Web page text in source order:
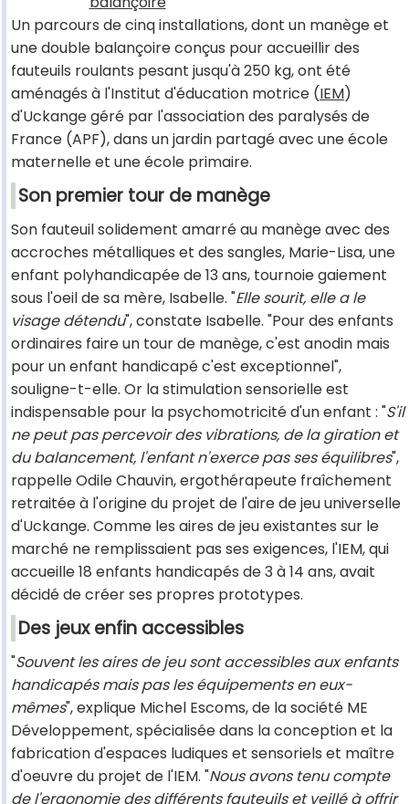
Un parcours de cinq installations, dont un manège et
une double balançoire conçus pour accueillir des
fauteuils roulants pesant jusqu'à 250 kg, ont été
aménagés à l'Institut d'éducation motrice (IEM)
d'Uckange géré par l'association des paralysés de
France (APF), dans un jardin partagé avec une école
maternelle et une école primaire.
Son premier tour de manège
Son fauteuil solidement amarré au manège avec des
accroches métalliques et des sangles, Marie-Lisa, une
enfant polyhandicapée de 13 ans, tournoie gaiement
sous l'oeil de sa mère, Isabelle. "Elle sourit, elle a le
visage détendu", constate Isabelle. "Pour des enfants
ordinaires faire un tour de manège, c'est anodin mais
pour un enfant handicapé c'est exceptionnel",
souligne-t-elle. Or la stimulation sensorielle est
indispensable pour la psychomotricité d'un enfant : "S'il
ne peut pas percevoir des vibrations, de la giration et
du balancement, l'enfant n'exerce pas ses équilibres",
rappelle Odile Chauvin, ergothérapeute fraîchement
retraitée à l'origine du projet de l'aire de jeu universelle
d'Uckange. Comme les aires de jeu existantes sur le
marché ne remplissaient pas ses exigences, l'IEM, qui
accueille 18 enfants handicapés de 3 à 14 ans, avait
décidé de créer ses propres prototypes.
Des jeux enfin accessibles
"Souvent les aires de jeu sont accessibles aux enfants
handicapés mais pas les équipements en eux-
mêmes", explique Michel Escoms, de la société ME
Développement, spécialisée dans la conception et la
fabrication d'espaces ludiques et sensoriels et maître
d'oeuvre du projet de l'IEM. "Nous avons tenu compte
de l'ergonomie des différents fauteuils et veillé à offrir